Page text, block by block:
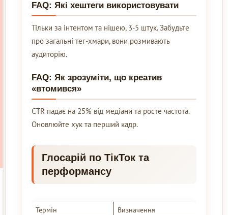
FAQ: Які хештеги використовувати
Тільки за інтентом та нішею, 3-5 штук. Забудьте
про загальні тег-хмари, вони розмивають
аудиторію.
FAQ: Як зрозуміти, що креатив
«втомився»
CTR падає на 25% від медіани та росте частота.
Оновлюйте хук та перший кадр.
Глосарій по ТікТок та
перформансу
Термін
Визначення